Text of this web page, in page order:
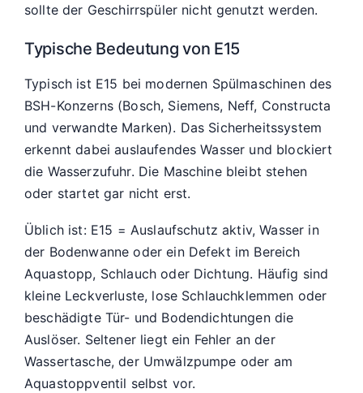
sollte der Geschirrspüler nicht genutzt werden.
Typische Bedeutung von E15
Typisch ist E15 bei modernen Spülmaschinen des
BSH-Konzerns (Bosch, Siemens, Neff, Constructa
und verwandte Marken). Das Sicherheitssystem
erkennt dabei auslaufendes Wasser und blockiert
die Wasserzufuhr. Die Maschine bleibt stehen
oder startet gar nicht erst.
Üblich ist: E15 = Auslaufschutz aktiv, Wasser in
der Bodenwanne oder ein Defekt im Bereich
Aquastopp, Schlauch oder Dichtung. Häufig sind
kleine Leckverluste, lose Schlauchklemmen oder
beschädigte Tür- und Bodendichtungen die
Auslöser. Seltener liegt ein Fehler an der
Wassertasche, der Umwälzpumpe oder am
Aquastoppventil selbst vor.